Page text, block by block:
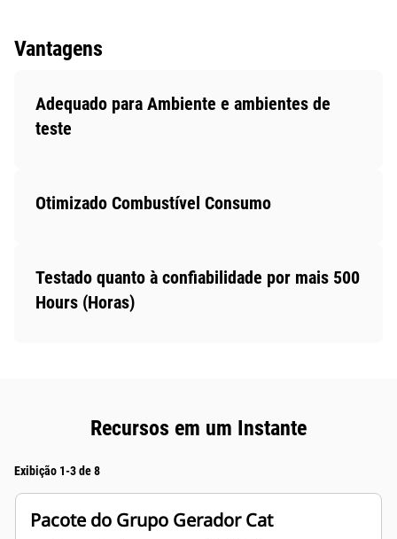
Vantagens
Adequado para Ambiente e ambientes de
teste
Otimizado Combustível Consumo
Testado quanto à confiabilidade por mais 500
Hours (Horas)
Recursos em um Instante
Exibição 1-3 de 8
Pacote do Grupo Gerador Cat